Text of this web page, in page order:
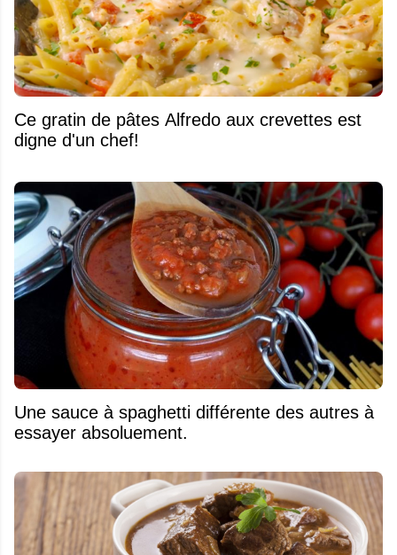
Ce gratin de pâtes Alfredo aux crevettes est
digne d'un chef!
Une sauce à spaghetti différente des autres à
essayer absoluement.